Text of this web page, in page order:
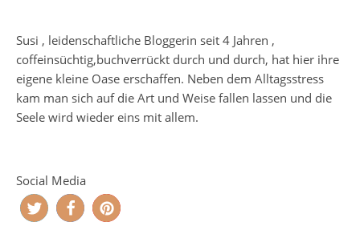
Susi , leidenschaftliche Bloggerin seit 4 Jahren ,
coffeinsüchtig,buchverrückt durch und durch, hat hier ihre
eigene kleine Oase erschaffen. Neben dem Alltagsstress
kam man sich auf die Art und Weise fallen lassen und die
Seele wird wieder eins mit allem.
Social Media